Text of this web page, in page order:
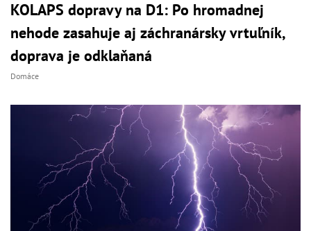
KOLAPS dopravy na D1: Po hromadnej
nehode zasahuje aj záchranársky vrtuľník,
doprava je odklaňaná
Domáce